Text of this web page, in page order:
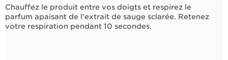
Chauffez le produit entre vos doigts et respirez le
parfum apaisant de l'extrait de sauge sclarée. Retenez
votre respiration pendant 10 secondes.